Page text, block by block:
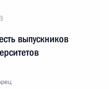
выпускников